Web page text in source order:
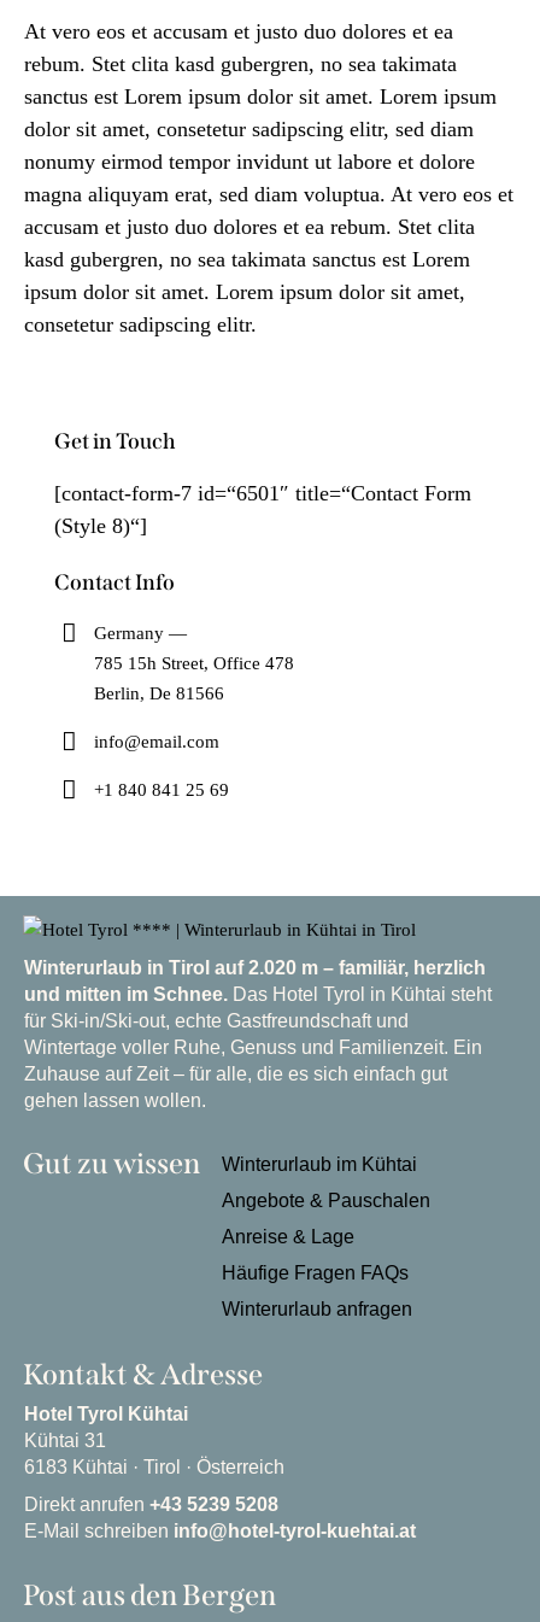
At vero eos et accusam et justo duo dolores et ea
rebum. Stet clita kasd gubergren, no sea takimata
sanctus est Lorem ipsum dolor sit amet. Lorem ipsum
dolor sit amet, consetetur sadipscing elitr, sed diam
nonumy eirmod tempor invidunt ut labore et dolore
magna aliquyam erat, sed diam voluptua. At vero eos et
accusam et justo duo dolores et ea rebum. Stet clita
kasd gubergren, no sea takimata sanctus est Lorem
ipsum dolor sit amet. Lorem ipsum dolor sit amet,
consetetur sadipscing elitr.
Get in Touch
[contact-form-7 id=“6501″ title=“Contact Form
(Style 8)“]
Contact Info
Germany —
785 15h Street, Office 478
Berlin, De 81566
info@email.com
+1 840 841 25 69
Winterurlaub in Tirol auf 2.020 m – familiär, herzlich
und mitten im Schnee. Das Hotel Tyrol in Kühtai steht
für Ski-in/Ski-out, echte Gastfreundschaft und
Wintertage voller Ruhe, Genuss und Familienzeit. Ein
Zuhause auf Zeit – für alle, die es sich einfach gut
gehen lassen wollen.
Gut zu wissen
Winterurlaub im Kühtai
Angebote & Pauschalen
Anreise & Lage
Häufige Fragen FAQs
Winterurlaub anfragen
Kontakt & Adresse
Hotel Tyrol Kühtai
Kühtai 31
6183 Kühtai · Tirol · Österreich
Direkt anrufen +43 5239 5208
E-Mail schreiben info@hotel-tyrol-kuehtai.at
Post aus den Bergen